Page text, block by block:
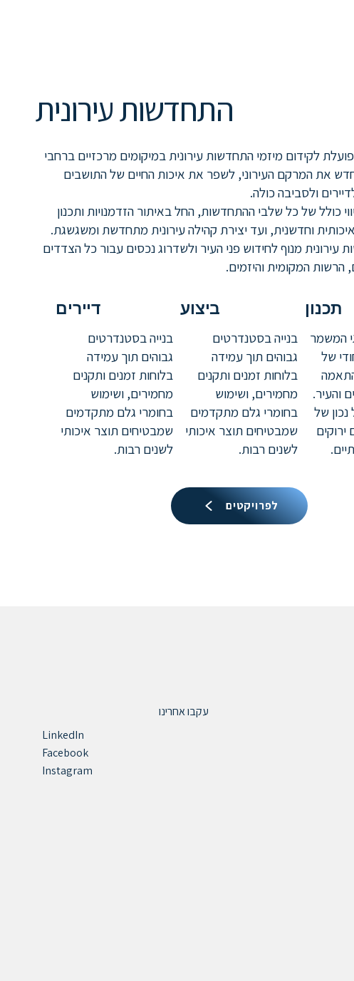
התחדשות עירונית
לקידום מיזמי התחדשות עירונית במיקומים מרכזיים ברחבי
את המרקם העירוני, לשפר את איכות החיים של התושבים
ולסביבה כולה.
כולל של כל שלבי ההתחדשות, החל באיתור הזדמנויות ותכנון
וחדשנית, ועד יצירת קהילה עירונית מתחדשת ומשגשגת.
עירונית מנוף לחידוש פני העיר ולשדרוג נכסים עבור כל הצדדים
הרשות המקומית והיזמים.
תכנון
המשמר
של
והעיר.
של
ביצוע
בנייה בסטנדרטים
גבוהים תוך עמידה
בלוחות זמנים ותקנים
מחמירים, ושימוש
בחומרי גלם מתקדמים
שמבטיחים תוצר איכותי
לשנים רבות.
דיירים
בנייה בסטנדרטים
גבוהים תוך עמידה
בלוחות זמנים ותקנים
מחמירים, ושימוש
בחומרי גלם מתקדמים
שמבטיחים תוצר איכותי
לשנים רבות.
לפרויקטים
עקבו אחרינו
LinkedIn
Facebook
Instagram